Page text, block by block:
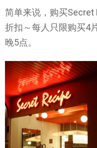
简单来说，购买Secret
折扣～每人只限购买4
晚5点。